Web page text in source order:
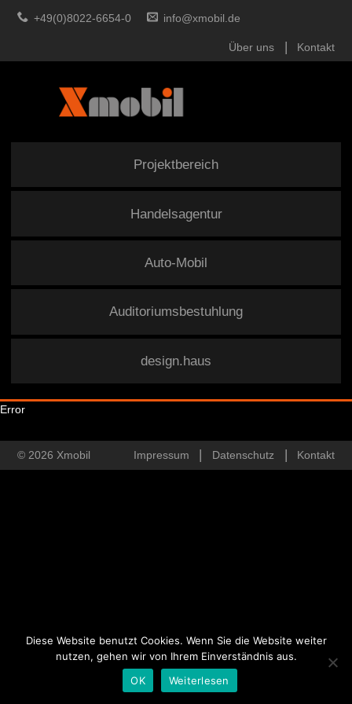
+49(0)8022-6654-0 info@xmobil.de
Über uns Kontakt
Projektbereich
Handelsagentur
Auto-Mobil
Auditoriumsbestuhlung
design.haus
Error
© 2026 Xmobil Impressum Datenschutz Kontakt
Diese Website benutzt Cookies. Wenn Sie die Website weiter
nutzen, gehen wir von Ihrem Einverständnis aus.
OK
Weiterlesen